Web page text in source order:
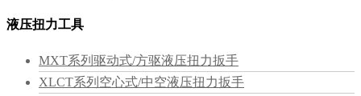
液压扭力工具
MXT系列驱动式/方驱液压扭力扳手
XLCT系列空心式/中空液压扭力扳手